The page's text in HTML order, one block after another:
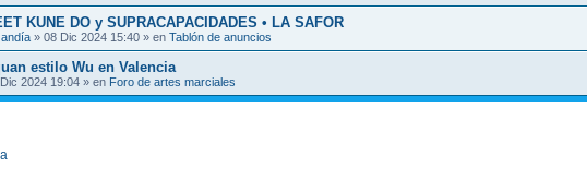
KUNE DO y SUPRACAPACIDADES • LA SAFOR
» 08 Dic 2024 15:40 » en Tablón de anuncios
estilo Wu en Valencia
2024 19:04 » en Foro de artes marciales